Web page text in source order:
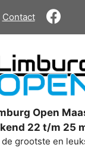
Contact
Open
22 t/m 25
de grootste en